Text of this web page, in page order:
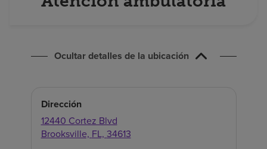
Buscar un centro
Ocultar detalles de la ubicación
Dirección
12440 Cortez Blvd
Brooksville, FL, 34613